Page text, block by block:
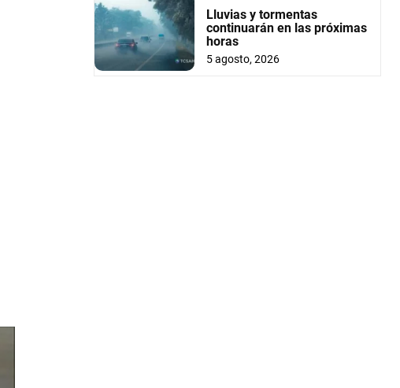
Lluvias y tormentas
continuarán en las próximas
horas
5 agosto, 2026